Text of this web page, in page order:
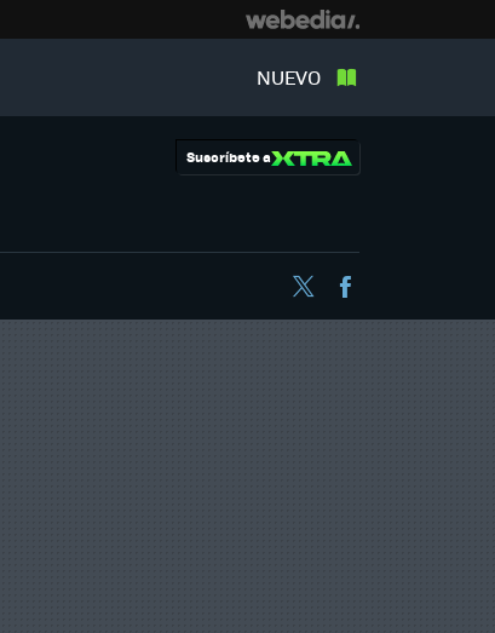
NUEVO
Suscríbete a
Twitter